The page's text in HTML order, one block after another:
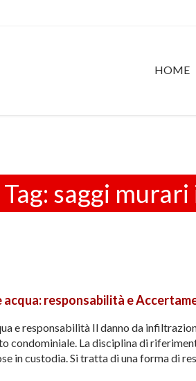
HOME
Tag: saggi
responsabilità e
e responsabilità Il danno da
condominiale. La disciplina di
in custodia. Si tratta di una forma di